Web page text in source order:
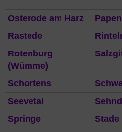
Osterode am Harz
Rastede
Rotenburg
(Wümme)
Schortens
Seevetal
Springe
Stade